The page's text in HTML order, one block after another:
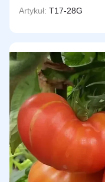
Artykuł: T17-28G